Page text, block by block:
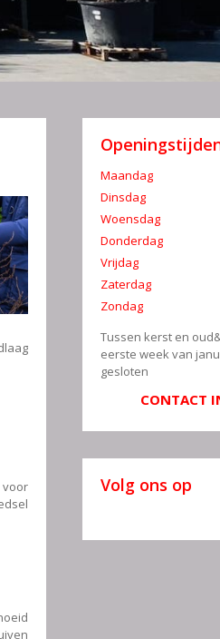
voor
Maandag
Dinsdag
Woensdag
Donderdag
Vrijdag
Zaterdag
Zondag
Tussen kerst en
eerste week van
gesloten
CONTACT
Volg ons op